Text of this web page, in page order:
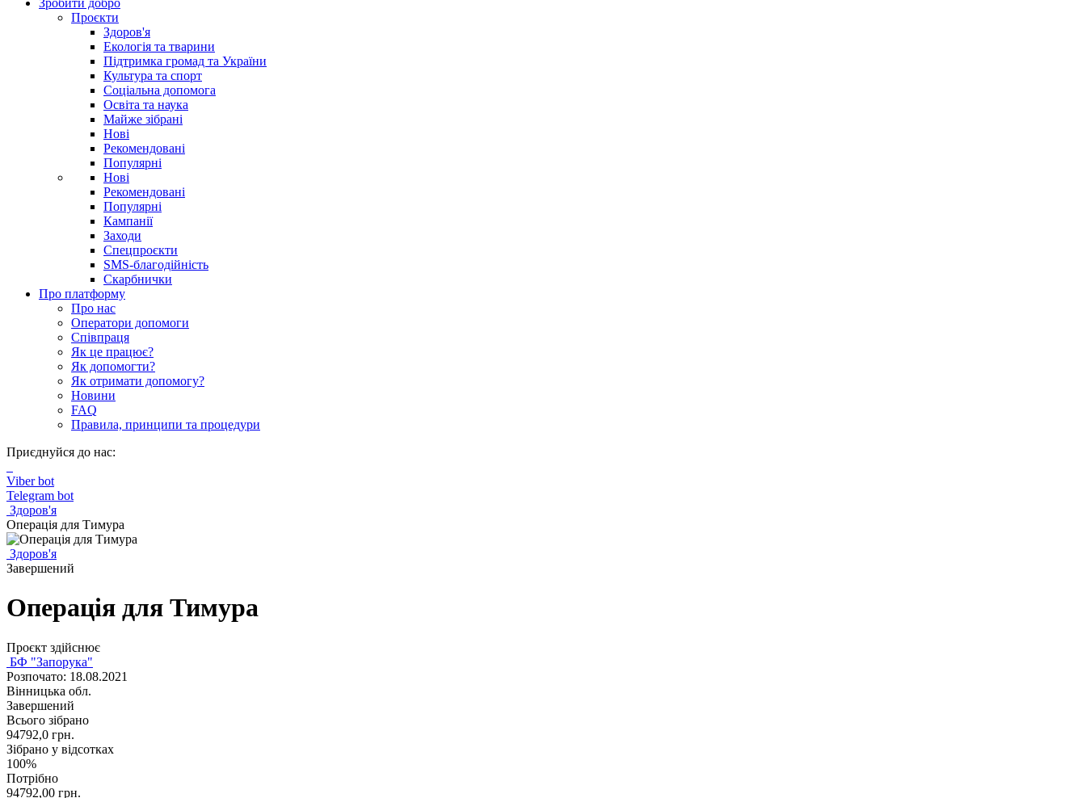
Зробити добро
Проєкти
Здоров'я
Екологія та тварини
Підтримка громад та України
Культура та спорт
Соціальна допомога
Освіта та наука
Майже зібрані
Нові
Рекомендовані
Популярні
Нові
Рекомендовані
Популярні
Кампанії
Заходи
Спецпроєкти
SMS-благодійність
Скарбнички
Про платформу
Про нас
Оператори допомоги
Співпраця
Як це працює?
Як допомогти?
Як отримати допомогу?
Новини
FAQ
Правила, принципи та процедури
Приєднуйся до нас:
Viber bot
Telegram bot
Здоров'я
Операція для Тимура
Здоров'я
Завершений
Операція для Тимура
Проєкт здійснює
БФ "Запорука"
Розпочато: 18.08.2021
Вінницька обл.
Завершений
Всього зібрано
94792,0 грн.
Зібрано у відсотках
100%
Потрібно
94792,00 грн.